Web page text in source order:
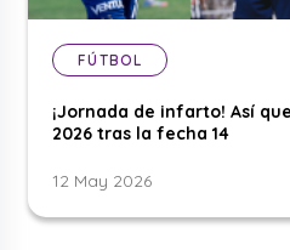
FÚTBOL
¡Jornada de infarto! Así
2026 tras la fecha 14
12 May 2026